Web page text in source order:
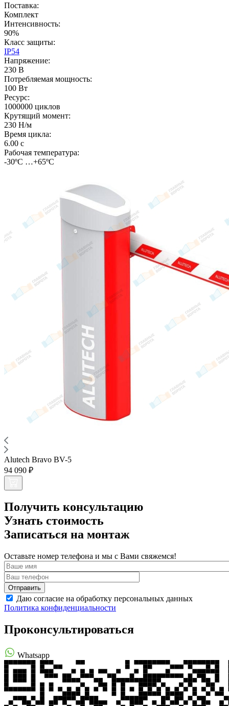
Поставка:
Комплект
Интенсивность:
90%
Класс защиты:
IP54
Напряжение:
230 В
Потребляемая мощность:
100 Вт
Ресурс:
1000000 циклов
Крутящий момент:
230 Н/м
Время цикла:
6.00 с
Рабочая температура:
-30ºС …+65ºС
Alutech Bravo BV-5
94 090 ₽
Получить консультацию
Узнать стоимость
Записаться на монтаж
Оставьте номер телефона и мы с Вами свяжемся!
Даю согласие на обработку персональных данных
Политика конфиденциальности
Проконсультироваться
Whatsapp